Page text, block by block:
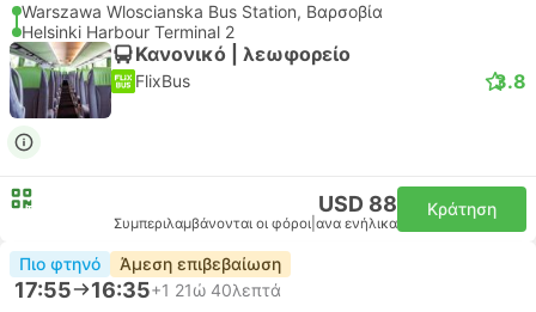
Warszawa Wloscianska Bus Station, Βαρσοβία
Helsinki Harbour Terminal 2
Κανονικό | λεωφορείο
FlixBus 3.8
USD 88
Συμπεριλαμβάνονται οι φόροι ανα ενήλικα
Κράτηση
Πιο φτηνό Άμεση επιβεβαίωση
17:55 16:35+1 21ώ 40λεπτά